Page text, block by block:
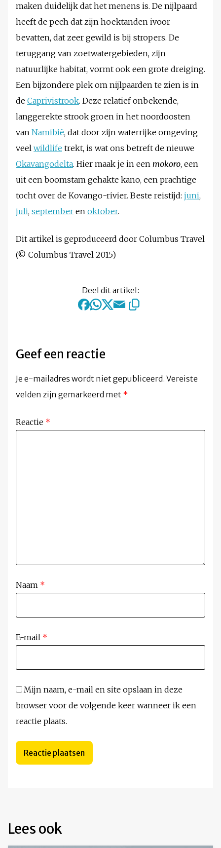
maken duidelijk dat het menens is. De nijlpaard
heeft de pech dat zijn hoektanden ivoor
bevatten, dat zeer gewild is bij stropers. De
teruggang van zoetwatergebieden, zijn
natuurlijke habitat, vormt ook een grote dreiging.
Een bijzondere plek om nijlpaarden te zien is in
de Caprivistrook. Deze relatief onbekende,
langgerekte strook groen in het noordoosten
van Namibië, dat door zijn waterrijke omgeving
veel wildlife trekt, is wat ons betreft de nieuwe
Okavangodelta. Hier maak je in een mokoro, een
uit een boomstam gehakte kano, een prachtige
tocht over de Kovango-rivier. Beste reistijd: juni,
juli, september en oktober.
Dit artikel is geproduceerd door Columbus Travel
(© Columbus Travel 2015)
Deel dit artikel:
Geef een reactie
Je e-mailadres wordt niet gepubliceerd. Vereiste
velden zijn gemarkeerd met *
Reactie *
Naam *
E-mail *
Mijn naam, e-mail en site opslaan in deze
browser voor de volgende keer wanneer ik een
reactie plaats.
Lees ook